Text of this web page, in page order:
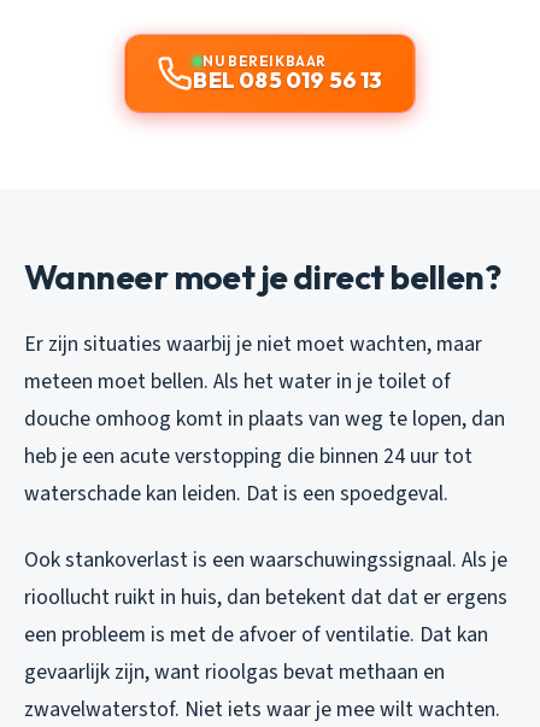
NU BEREIKBAAR
BEL 085 019 56 13
Wanneer moet je direct bellen?
Er zijn situaties waarbij je niet moet wachten, maar
meteen moet bellen. Als het water in je toilet of
douche omhoog komt in plaats van weg te lopen, dan
heb je een acute verstopping die binnen 24 uur tot
waterschade kan leiden. Dat is een spoedgeval.
Ook stankoverlast is een waarschuwingssignaal. Als je
rioollucht ruikt in huis, dan betekent dat dat er ergens
een probleem is met de afvoer of ventilatie. Dat kan
gevaarlijk zijn, want rioolgas bevat methaan en
zwavelwaterstof. Niet iets waar je mee wilt wachten.